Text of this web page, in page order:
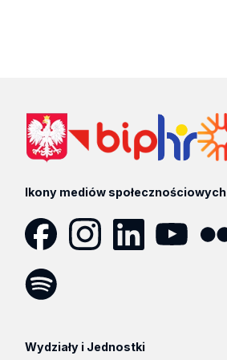
Ikony mediów społecznościowych
Wydziały i Jednostki